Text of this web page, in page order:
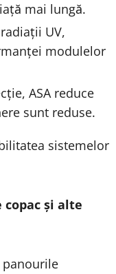
mai lungă.
UV,
modulelor
ASA reduce
sunt reduse.
sistemelor
copac și alte
panourile